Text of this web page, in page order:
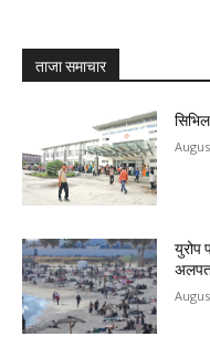
ताजा समाचार
युरोप